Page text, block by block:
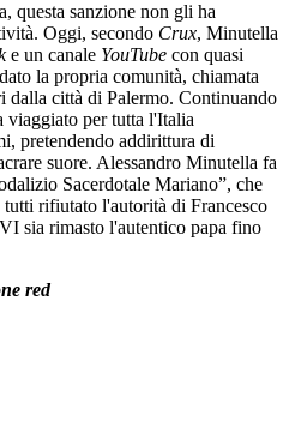
questa sanzione non gli ha
Oggi, secondo Crux, Minutella
e un canale YouTube con quasi
la propria comunità, chiamata
dalla città di Palermo. Continuando
viaggiato per tutta l'Italia
pretendendo addirittura di
suore. Alessandro Minutella fa
Sacerdotale Mariano”, che
rifiutato l'autorità di Francesco
sia rimasto l'autentico papa fino
red